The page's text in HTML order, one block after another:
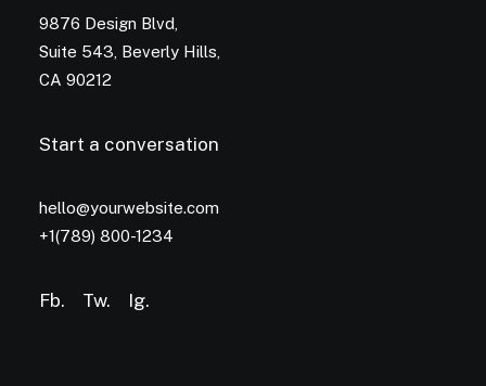
Fb. Tw. Ig.
9876 Design Blvd,
Suite 543, Beverly Hills,
CA 90212
Start a conversation
hello@yourwebsite.com
+1(789) 800-1234